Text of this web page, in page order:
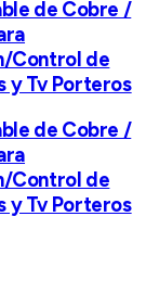
de Cobre /
Control de
y Tv Porteros
de Cobre /
Control de
y Tv Porteros